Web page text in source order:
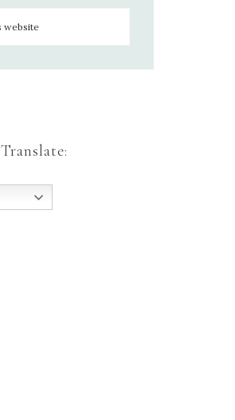
Translate: